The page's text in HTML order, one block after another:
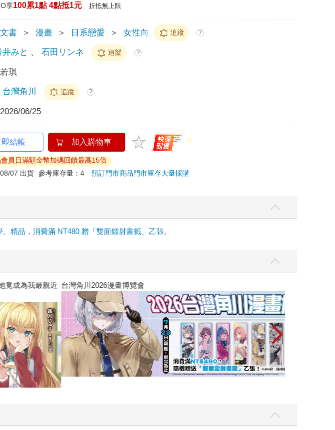
享100累1點 4點抵1元 折抵無上限
書 ＞ 漫畫 ＞ 日系戀愛 ＞ 女性向 追蹤 ?
井みと 、石田リンネ 追蹤 ?
琪
台灣角川 追蹤 ?
2026/06/25
即結帳 加入購物車
員日滿額金幣加碼回饋最高15倍
07 出貨 參考庫存量：4預訂門市商品門市庫存大量採購
精品，消費滿 NT480 贈「雙面鐳射書籤」乙張。
灣角川2026漫畫博覽會